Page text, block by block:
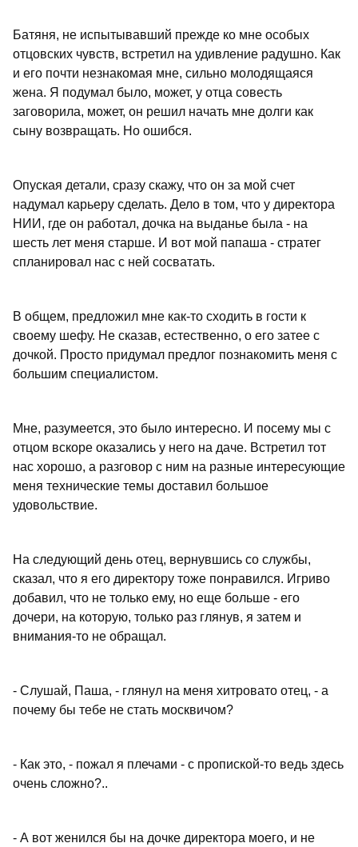
Батяня, не испытывавший прежде ко мне особых
отцовских чувств, встретил на удивление радушно. Как
и его почти незнакомая мне, сильно молодящаяся
жена. Я подумал было, может, у отца совесть
заговорила, может, он решил начать мне долги как
сыну возвращать. Но ошибся.
Опуская детали, сразу скажу, что он за мой счет
надумал карьеру сделать. Дело в том, что у директора
НИИ, где он работал, дочка на выданье была - на
шесть лет меня старше. И вот мой папаша - стратег
спланировал нас с ней сосватать.
В общем, предложил мне как-то сходить в гости к
своему шефу. Не сказав, естественно, о его затее с
дочкой. Просто придумал предлог познакомить меня с
большим специалистом.
Мне, разумеется, это было интересно. И посему мы с
отцом вскоре оказались у него на даче. Встретил тот
нас хорошо, а разговор с ним на разные интересующие
меня технические темы доставил большое
удовольствие.
На следующий день отец, вернувшись со службы,
сказал, что я его директору тоже понравился. Игриво
добавил, что не только ему, но еще больше - его
дочери, на которую, только раз глянув, я затем и
внимания-то не обращал.
- Слушай, Паша, - глянул на меня хитровато отец, - а
почему бы тебе не стать москвичом?
- Как это, - пожал я плечами - с пропиской-то ведь здесь
очень сложно?..
- А вот женился бы на дочке директора моего, и не